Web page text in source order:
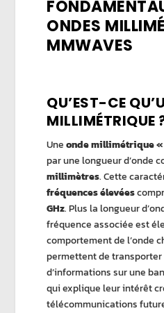
ONDES
MMWAVES
QU’EST-CE
MILLIMÉTRIQUE
Uneonde millimétrique
par une longueur d’onde
millimètres. Cette
fréquences élevées
GHz. Plus la longueur
fréquence associée est
comportement de l’onde
permettent de
d’informations sur une
qui explique leur intérêt
télécommunications